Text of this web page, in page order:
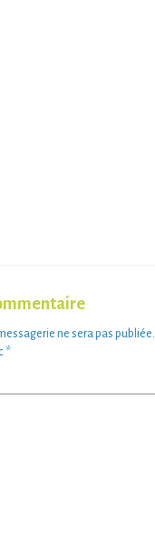
ne sera pas publiée.
*